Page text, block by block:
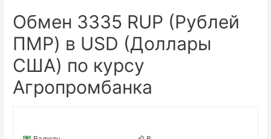
Обмен 3335 RUP (Рублей
ПМР) в USD (Доллары
США) по курсу
Агропромбанка